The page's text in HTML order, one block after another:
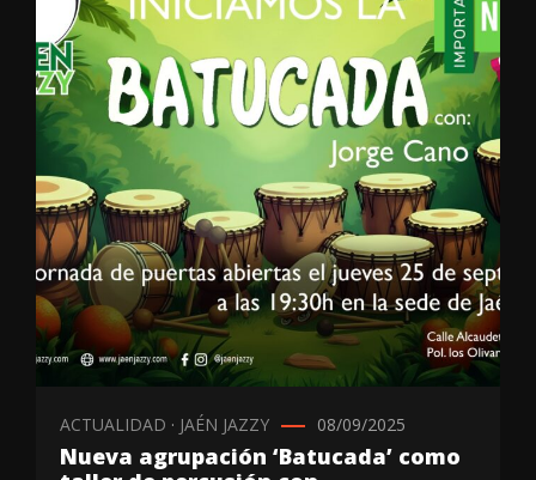
ACTUALIDAD · JAÉN JAZZY 08/09/2025
Nueva agrupación ‘Batucada’ como